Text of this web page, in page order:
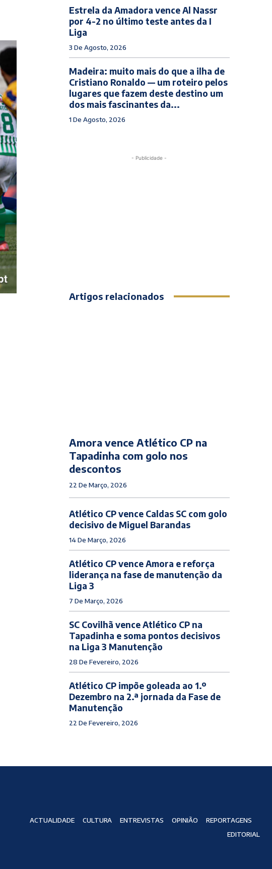
Estrela da Amadora vence Al Nassr
por 4-2 no último teste antes da I
Liga
3 De Agosto, 2026
Madeira: muito mais do que a ilha de
Cristiano Ronaldo — um roteiro pelos
lugares que fazem deste destino um
dos mais fascinantes da...
1 De Agosto, 2026
- Publicidade -
Artigos relacionados
Amora vence Atlético CP na
Tapadinha com golo nos
descontos
22 De Março, 2026
Atlético CP vence Caldas SC com golo
decisivo de Miguel Barandas
14 De Março, 2026
Atlético CP vence Amora e reforça
liderança na fase de manutenção da
Liga 3
7 De Março, 2026
SC Covilhã vence Atlético CP na
Tapadinha e soma pontos decisivos
na Liga 3 Manutenção
28 De Fevereiro, 2026
Atlético CP impõe goleada ao 1.º
Dezembro na 2.ª jornada da Fase de
Manutenção
22 De Fevereiro, 2026
ACTUALIDADE CULTURA ENTREVISTAS OPINIÃO
REPORTAGENS
EDITORIAL